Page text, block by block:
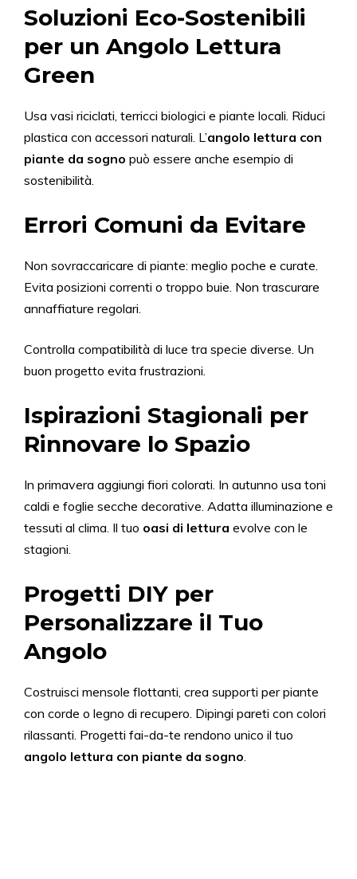
Soluzioni Eco-Sostenibili
per un Angolo Lettura
Green
Usa vasi riciclati, terricci biologici e piante locali. Riduci
plastica con accessori naturali. L’angolo lettura con
piante da sogno può essere anche esempio di
sostenibilità.
Errori Comuni da Evitare
Non sovraccaricare di piante: meglio poche e curate.
Evita posizioni correnti o troppo buie. Non trascurare
annaffiature regolari.
Controlla compatibilità di luce tra specie diverse. Un
buon progetto evita frustrazioni.
Ispirazioni Stagionali per
Rinnovare lo Spazio
In primavera aggiungi fiori colorati. In autunno usa toni
caldi e foglie secche decorative. Adatta illuminazione e
tessuti al clima. Il tuo oasi di lettura evolve con le
stagioni.
Progetti DIY per
Personalizzare il Tuo
Angolo
Costruisci mensole flottanti, crea supporti per piante
con corde o legno di recupero. Dipingi pareti con colori
rilassanti. Progetti fai-da-te rendono unico il tuo
angolo lettura con piante da sogno.